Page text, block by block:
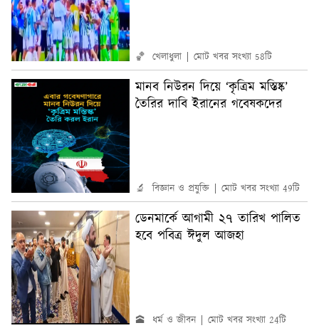
🏀 খেলাধুলা মোট খবর সংখ্যা 58টি
মানব নিউরন দিয়ে ‘কৃত্রিম মস্তিষ্ক’
তৈরির দাবি ইরানের গবেষকদের
🔬 বিজ্ঞান ও প্রযুক্তি মোট খবর সংখ্যা 49টি
ডেনমার্কে আগামী ২৭ তারিখ পালিত
হবে পবিত্র ঈদুল আজহা
🕋 ধর্ম ও জীবন মোট খবর সংখ্যা 24টি